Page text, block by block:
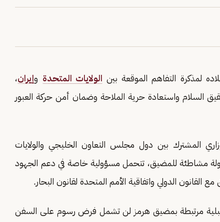
لمذكرة التفاهم الموقعة بين الولايات المتحدة وإيران،
السلام واستعادة حرية الملاحة وضمان أمن حركة العبور
المشترك بين دول مجلس التعاون الخليجي والولايات
دولة مشاطئة للمضيق، تتحمل مسؤولية خاصة في دعم الجهود
مع القانون الدولي واتفاقية الأمم المتحدة لقانون البحار.
مرتبطة بمضيق هرمز لن تشمل فرض رسوم على السفن